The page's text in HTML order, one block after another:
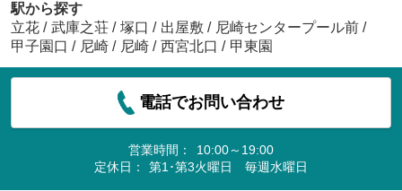
駅から探す
立花 / 武庫之荘 / 塚口 / 出屋敷 / 尼崎センタープール前 /
甲子園口 / 尼崎 / 尼崎 / 西宮北口 / 甲東園
電話でお問い合わせ
営業時間：
10:00～19:00
定休日：
第1･第3火曜日 毎週水曜日